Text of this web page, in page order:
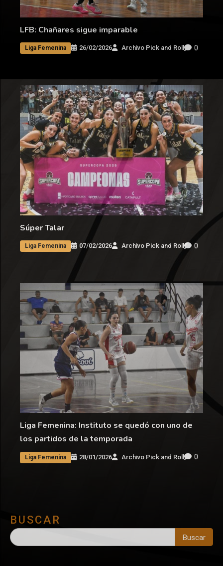
LFB: Chañares sigue imparable
Liga Femenina 26/02/2026 Archivo Pick and Roll 0
Súper Talar
Liga Femenina 07/02/2026 Archivo Pick and Roll 0
Liga Femenina: Instituto se quedó con uno de
los partidos de la temporada
Liga Femenina 28/01/2026 Archivo Pick and Roll 0
BUSCAR
Buscar